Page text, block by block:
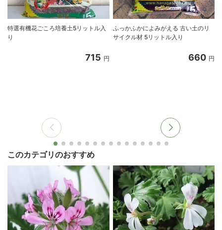
特選有機花ごころ培養土5リットル入
り
715 円
ふっかふかによみがえる 古い土のリ
サイクル材 5リットル入り
660 円
このカテゴリのおすすめ